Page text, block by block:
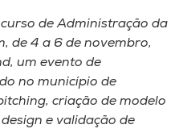
de Administração da
de 4 a 6 de novembro,
um evento de
no município de
criação de modelo
e validação de